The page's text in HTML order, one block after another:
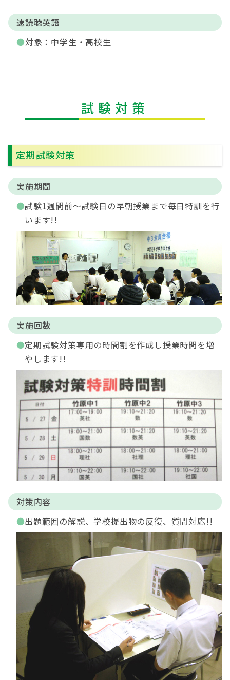
速読聴英語
対象：中学生・高校生
試験対策
定期試験対策
実施期間
試験1週間前～試験日の早朝授業まで毎日特訓を行
います!!
実施回数
定期試験対策専用の時間割を作成し授業時間を増
やします!!
対策内容
出題範囲の解説、学校提出物の反復、質問対応!!